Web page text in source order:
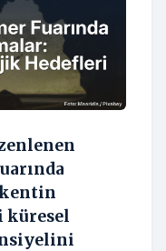
kentin
küresel